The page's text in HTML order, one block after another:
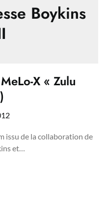
Boykins
X « Zulu
issu de la collaboration de
et…